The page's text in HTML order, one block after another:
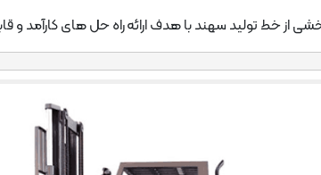
از خط تولید سهند با هدف ارائه راه حل های کارآمد